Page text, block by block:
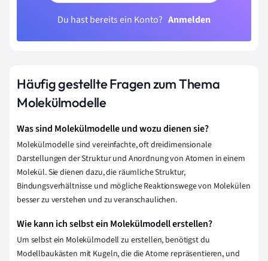
Du hast bereits ein Konto? Anmelden
Häufig gestellte Fragen zum Thema
Molekülmodelle
Was sind Molekülmodelle und wozu dienen sie?
Molekülmodelle sind vereinfachte, oft dreidimensionale
Darstellungen der Struktur und Anordnung von Atomen in einem
Molekül. Sie dienen dazu, die räumliche Struktur,
Bindungsverhältnisse und mögliche Reaktionswege von Molekülen
besser zu verstehen und zu veranschaulichen.
Wie kann ich selbst ein Molekülmodell erstellen?
Um selbst ein Molekülmodell zu erstellen, benötigst du
Modellbaukästen mit Kugeln, die die Atome repräsentieren, und